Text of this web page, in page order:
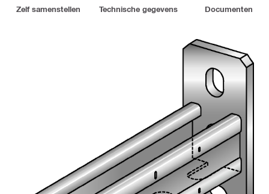
Zelf samenstellen Technische gegevens Documenten